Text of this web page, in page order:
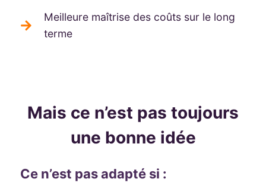
Meilleure maîtrise des coûts sur le long
terme
Mais ce n’est pas toujours
une bonne idée
Ce n’est pas adapté si :